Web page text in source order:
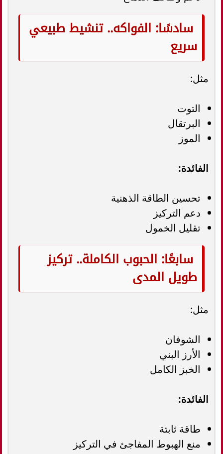
سادسًا: الفواكه.. تنشيط طبيعي
سريع
مثل:
التوت
البرتقال
الموز
الفائدة:
تحسين الطاقة الذهنية
دعم التركيز
تقليل الخمول
سابعًا: الحبوب الكاملة.. تركيز
طويل المدى
مثل:
الشوفان
الأرز البني
الخبز الكامل
الفائدة:
طاقة ثابتة
منع الهبوط المفاجئ في التركيز